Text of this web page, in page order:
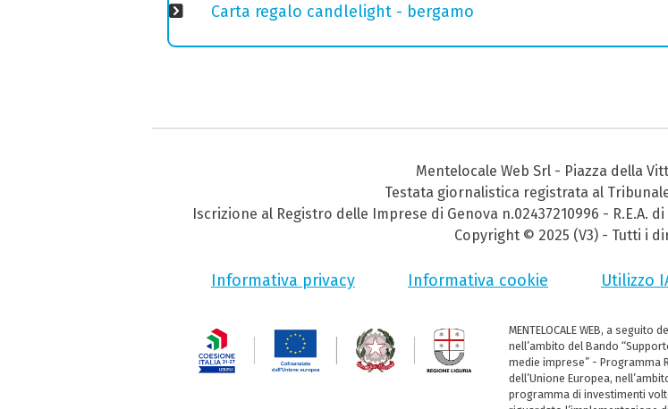
Carta regalo candlelight - bergamo
Mentelocale Web Srl - Piazza della
Testata giornalistica registrata al
Iscrizione al Registro delle Imprese di Genova n.02437210996 - R.E.A.
Copyright © 2025 (V3) - Tutti i
Informativa privacy Informativa cookie Utilizzo
MENTELOCALE WEB, a
nell’ambito del Bando
medie imprese” - Programma
dell’Unione Europea,
programma di investimenti